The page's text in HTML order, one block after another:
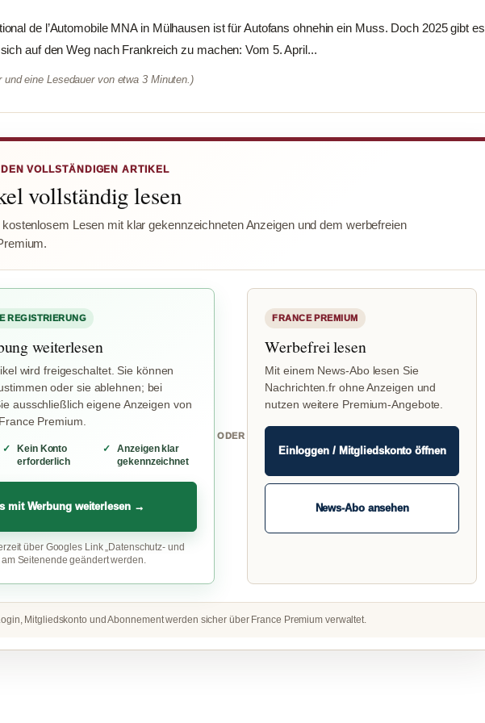
de l’Automobile MNA in Mülhausen ist für Autofans ohnehin ein Muss. Doch 2025 gibt es
auf den Weg nach Frankreich zu machen: Vom 5. April...
eine Lesedauer von etwa 3 Minuten.)
VOLLSTÄNDIGEN ARTIKEL
vollständig lesen
Lesen mit klar gekennzeichneten Anzeigen und dem werbefreien
REGISTRIERUNG
weiterlesen
wird freigeschaltet. Sie können
oder sie ablehnen; bei
ausschließlich eigene Anzeigen von
Premium.
Kein Konto
erforderlich
Anzeigen klar
gekennzeichnet
mit Werbung weiterlesen →
über Googles Link „Datenschutz- und
Seitenende geändert werden.
ODER
FRANCE PREMIUM
Werbefrei lesen
Mit einem News-Abo lesen Sie
Nachrichten.fr ohne Anzeigen und
nutzen weitere Premium-Angebote.
Einloggen / Mitgliedskonto öffnen
News-Abo ansehen
Mitgliedskonto und Abonnement werden sicher über France Premium verwaltet.